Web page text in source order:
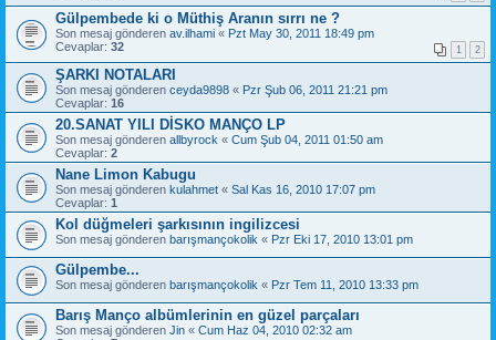
Gülpembede ki o Müthiş Aranın sırrı ne ?
Son mesaj gönderen av.ilhami « Pzt May 30, 2011 18:49 pm
Cevaplar: 32 1 2
ŞARKI NOTALARI
Son mesaj gönderen ceyda9898 « Pzr Şub 06, 2011 21:21 pm
Cevaplar: 16
20.SANAT YILI DİSKO MANÇO LP
Son mesaj gönderen allbyrock « Cum Şub 04, 2011 01:50 am
Cevaplar: 2
Nane Limon Kabugu
Son mesaj gönderen kulahmet « Sal Kas 16, 2010 17:07 pm
Cevaplar: 1
Kol düğmeleri şarkısının ingilizcesi
Son mesaj gönderen barışmançokolik « Pzr Eki 17, 2010 13:01 pm
Gülpembe...
Son mesaj gönderen barışmançokolik « Pzr Tem 11, 2010 13:33 pm
Barış Manço albümlerinin en güzel parçaları
Son mesaj gönderen Jin « Cum Haz 04, 2010 02:32 am